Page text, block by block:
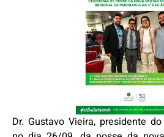
Dr. Gustavo Vieira, presidente do